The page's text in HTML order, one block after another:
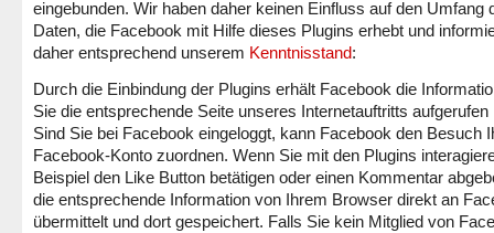
eingebunden. Wir haben daher keinen Einfluss auf den Umfang
Daten, die Facebook mit Hilfe dieses Plugins erhebt und
daher entsprechend unserem Kenntnisstand:
Durch die Einbindung der Plugins erhält Facebook die
Sie die entsprechende Seite unseres Internetauftritts aufgerufen
Sind Sie bei Facebook eingeloggt, kann Facebook den Besuch
Facebook-Konto zuordnen. Wenn Sie mit den Plugins
Beispiel den Like Button betätigen oder einen Kommentar
die entsprechende Information von Ihrem Browser direkt an
übermittelt und dort gespeichert. Falls Sie kein Mitglied von